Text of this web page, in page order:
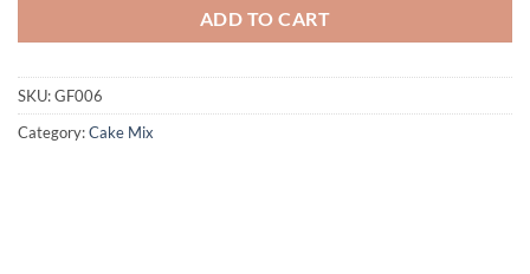
ADD TO CART
SKU:GF006
Category:Cake Mix